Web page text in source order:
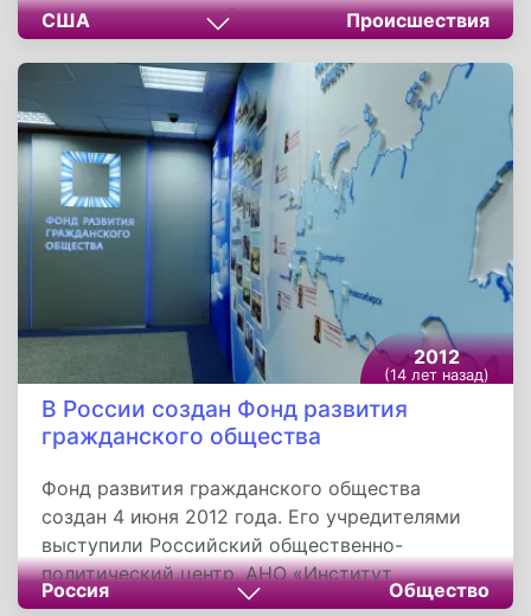
газеты, дом вдовы бывшего судьи и другие
административные здания города. Владельцы
всех поврежденных зданий были связаны со
спорами о земельном участке,
принадлежащем Химейеру.
США Происшествия
2012
(14 лет назад)
В России создан Фонд развития
гражданского общества
Фонд развития гражданского общества
создан 4 июня 2012 года. Его учредителями
выступили Российский общественно-
политический центр, АНО «Институт
общественного проектирования»,
Россия Общество